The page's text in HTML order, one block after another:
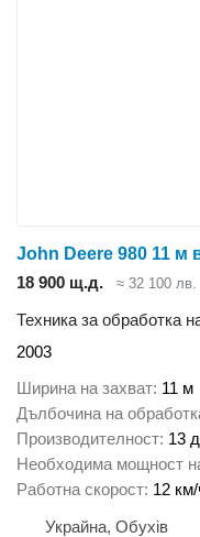
18 900 щ.д. ≈ 32 100 лв.
Техника за обработка
2003
Ширина на захват 11 м
Дълбочина на
Производителност 13
Необходима мощност
Работна скорост 12 км/
Украйна, Обухів